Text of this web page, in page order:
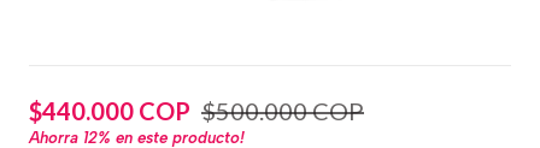
$440.000 COP $500.000 COP
Ahorra 12% en este producto!